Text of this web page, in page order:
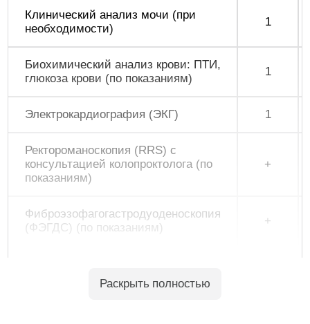
Клинический анализ мочи (при
необходимости)
1
Биохимический анализ крови: ПТИ,
глюкоза крови (по показаниям)
1
Электрокардиография (ЭКГ) 1
Ректороманоскопия (RRS) с
консультацией колопроктолога (по
показаниям)
+
Фиброэзофагогастродуоденоскопия
(ФЭГДС) (по показаниям)
+
специалиста (по показаниям)
Раскрыть полностью